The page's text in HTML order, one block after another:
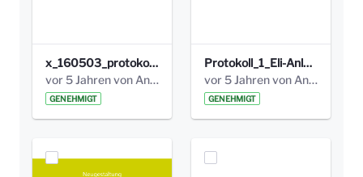
x_160503_protokoll_infoabend.pdf
vor 5 Jahren von Anni Schlumberger
GENEHMIGT
Protokoll_1_Eli-Anlage_final.pdf
vor 5 Jahren von Anni Schlumberger
GENEHMIGT